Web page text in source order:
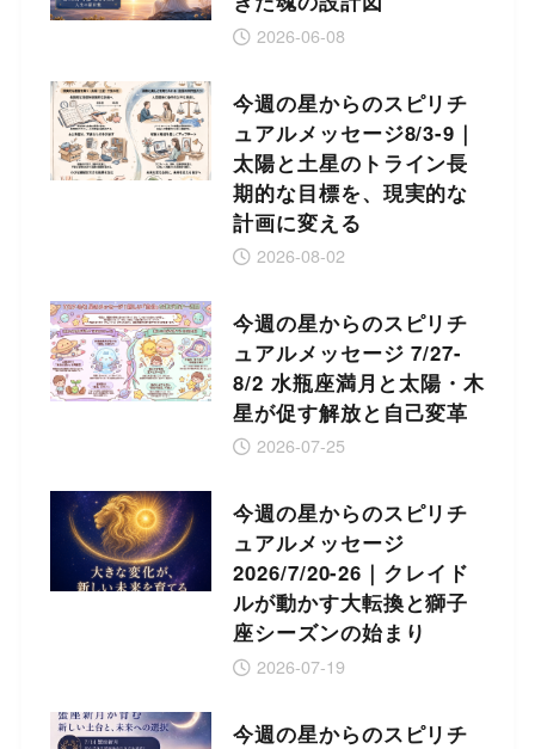
2026-06-08
今週の星からのスピリチ
ュアルメッセージ8/3-9｜
太陽と土星のトライン長
期的な目標を、現実的な
計画に変える
2026-08-02
今週の星からのスピリチ
ュアルメッセージ 7/27-
8/2 水瓶座満月と太陽・木
星が促す解放と自己変革
2026-07-25
今週の星からのスピリチ
ュアルメッセージ
2026/7/20-26｜クレイド
ルが動かす大転換と獅子
座シーズンの始まり
2026-07-19
今週の星からのスピリチ